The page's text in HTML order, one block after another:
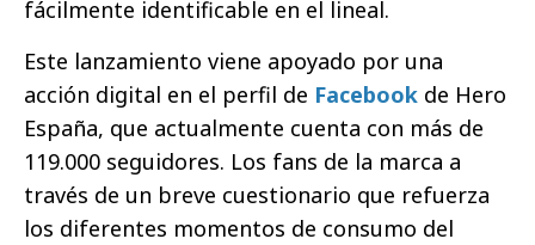
fácilmente identificable en el lineal.
Este lanzamiento viene apoyado por una
acción digital en el perfil de Facebook de Hero
España, que actualmente cuenta con más de
119.000 seguidores. Los fans de la marca a
través de un breve cuestionario que refuerza
los diferentes momentos de consumo del